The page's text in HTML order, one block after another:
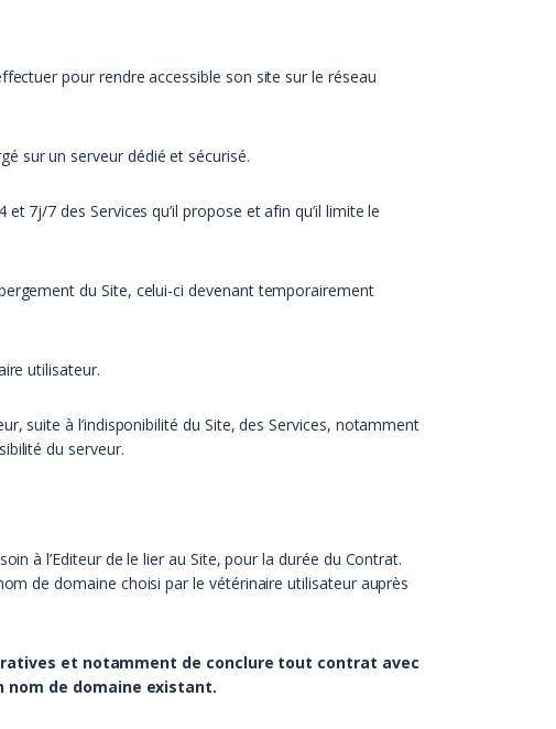
pour rendre accessible son site sur le réseau
sur un serveur dédié et sécurisé.
7j/7 des Services qu’il propose et afin qu’il limite le
du Site, celui-ci devenant temporairement
utilisateur.
suite à l’indisponibilité du Site, des Services, notamment
du serveur.
à l’Editeur de le lier au Site, pour la durée du Contrat.
de domaine choisi par le vétérinaire utilisateur auprès
et notamment de conclure tout contrat avec
nom de domaine existant.